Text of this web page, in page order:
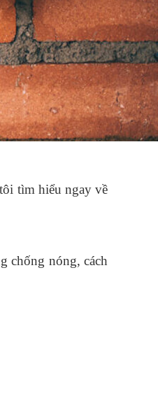
tìm hiểu ngay về
chống nóng, cách